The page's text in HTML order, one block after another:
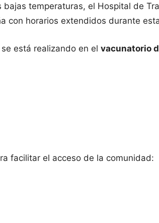
temperaturas, el Hospital de
con horarios extendidos durante
está realizando en el vacunatorio
facilitar el acceso de la comunidad: